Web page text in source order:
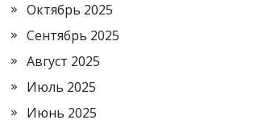
Октябрь 2025
Сентябрь 2025
Август 2025
Июль 2025
Июнь 2025